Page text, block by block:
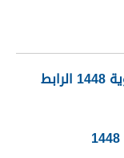
تحديث بيانات الصندوق العقاري برقم الهوية 1448 الرابط